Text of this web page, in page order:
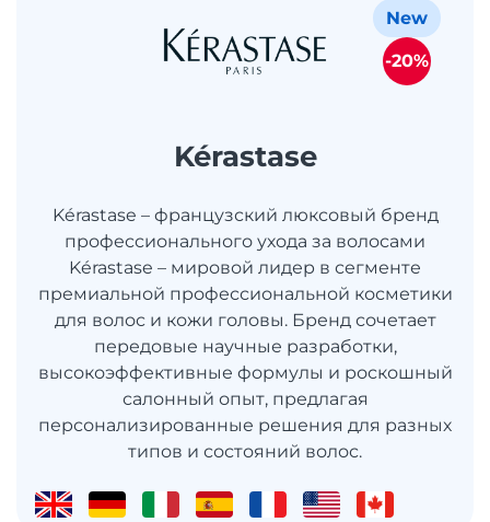
Kérastase
Kérastase – французский люксовый бренд
профессионального ухода за волосами
Kérastase – мировой лидер в сегменте
премиальной профессиональной косметики
для волос и кожи головы. Бренд сочетает
передовые научные разработки,
высокоэффективные формулы и роскошный
салонный опыт, предлагая
персонализированные решения для разных
типов и состояний волос.
New
-20%